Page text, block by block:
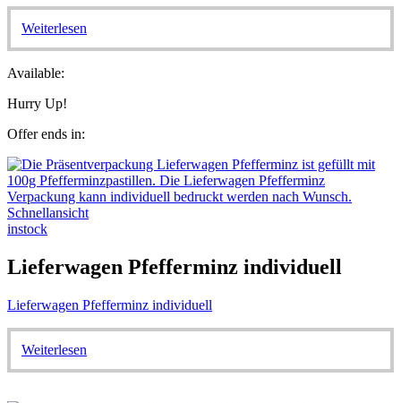
Weiterlesen
Available:
Hurry Up!
Offer ends in:
Schnellansicht
instock
Lieferwagen Pfefferminz individuell
Lieferwagen Pfefferminz individuell
Weiterlesen